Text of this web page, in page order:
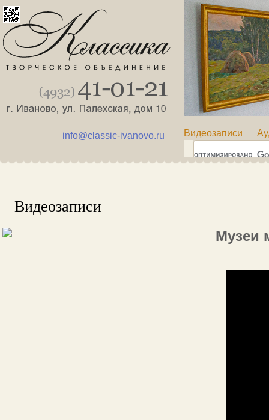
info@classic-ivanovo.ru Видеозаписи
Видеозаписи
Музеи